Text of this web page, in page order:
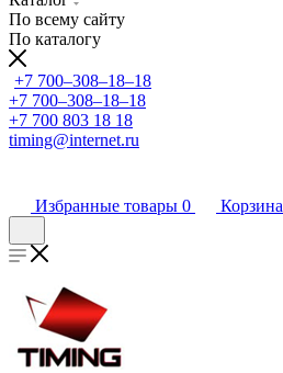
По всему сайту
По каталогу
+7 700‒308‒18‒18
+7 700‒308‒18‒18
+7 700 803 18 18
timing@internet.ru
Избранные товары 0 Корзина